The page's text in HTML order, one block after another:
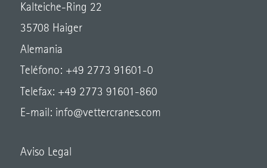
Kalteiche-Ring 22
35708 Haiger
Alemania
Teléfono: +49 2773 91601-0
Telefax: +49 2773 91601-860
E-mail: info@vettercranes.com
Aviso Legal